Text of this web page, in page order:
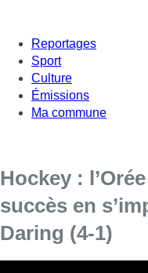
Reportages
Sport
Culture
Émissions
Ma commune
Hockey :
succès en
Daring (4-1)